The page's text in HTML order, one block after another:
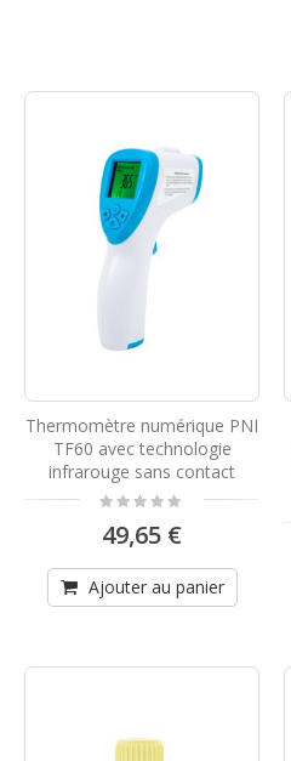
Thermomètre numérique PNI
TF60 avec technologie
infrarouge sans contact
Rating:
0%
49,65 €
Ajouter au panier